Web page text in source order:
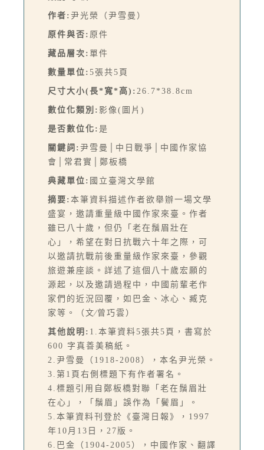
作者: 尹光榮（尹雪曼）
原件與否: 原件
藏品層次: 單件
數量單位: 5張共5頁
尺寸大小(長*寬*高): 26.7*38.8cm
數位化類別: 影像(圖片)
是否數位化: 是
關鍵詞: 尹雪曼│中日戰爭│中國作家協
會│常君實│鄭板橋
典藏單位: 國立臺灣文學館
摘要: 本筆資料描述作者欲舉辦一場文學
盛宴，邀請重量級中國作家來臺。作者
雖已八十歲，但仍「老在鬚眉壯在
心」，希望在對日抗戰六十年之際，可
以邀請抗戰前後重量級作家來臺，參觀
旅遊兼座談。詳述了這個八十歲宏願的
源起，以及邀請過程中，中國前輩老作
家們的近況回覆，如巴金、冰心、臧克
家等。（文∕曾巧雲）
其他說明: 1.本筆資料5張共5頁，書寫於
600 字真善美稿紙。
2.尹雪曼（1918-2008），本名尹光榮。
3.第1頁右側標題下有作者署名。
4.標題引用自鄭板橋對聯「老在鬚眉壯
在心」，「鬚眉」誤作為「鬢眉」。
5.本筆資料刊登於《臺灣日報》，1997
年10月13日，27版。
6.巴金（1904-2005），中國作家、翻譯